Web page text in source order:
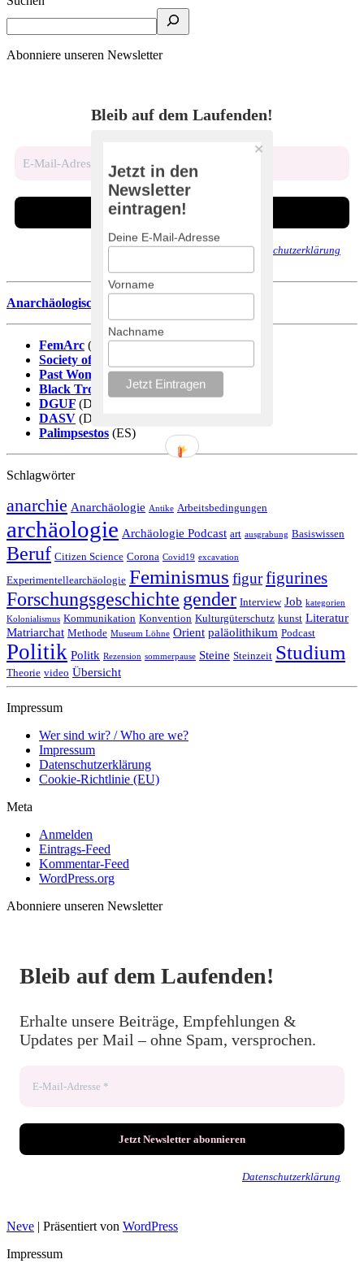
Abonniere unseren Newsletter
Bleib auf dem Laufenden!
Wir senden keinen Spam! Erfahre mehr in unsererDatenschutzerklärung
Anarchäologische Literaturdatenbank
FemArc (DE)
Society of Black Archaeologists
Past Women(EN)
Black Trowel Collectiv(EN)
DGUF (DE)
DASV (DE)
Palimpsestos (ES)
Schlagwörter
anarchie Anarchäologie Antike Arbeitsbedingungen
archäologie Archäologie Podcast art ausgrabung Basiswissen
Beruf Citizen Science Corona Covid19 excavation
Experimentellearchäologie Feminismus figurfigurines
Forschungsgeschichte gender Interview Job kategorien
Kolonialismus Kommunikation Konvention Kulturgüterschutz kunst Literatur
Matriarchat Methode Museum Löhne Orient paläolithikum Podcast
Politik Politk Rezension sommerpause Steine Steinzeit Studium
Theorie video Übersicht
Impressum
Wer sind wir? / Who are we?
Impressum
Datenschutzerklärung
Cookie-Richtlinie (EU)
Meta
Anmelden
Eintrags-Feed
Kommentar-Feed
WordPress.org
Abonniere unseren Newsletter
Bleib auf dem Laufenden!
Erhalte unsere Beiträge, Empfehlungen &
Updates per Mail – ohne Spam, versprochen.
Datenschutzerklärung
Neve | Präsentiert von WordPress
Impressum
Jetzt in den
Newsletter
eintragen!
Deine E-Mail-Adresse
Vorname
Nachname